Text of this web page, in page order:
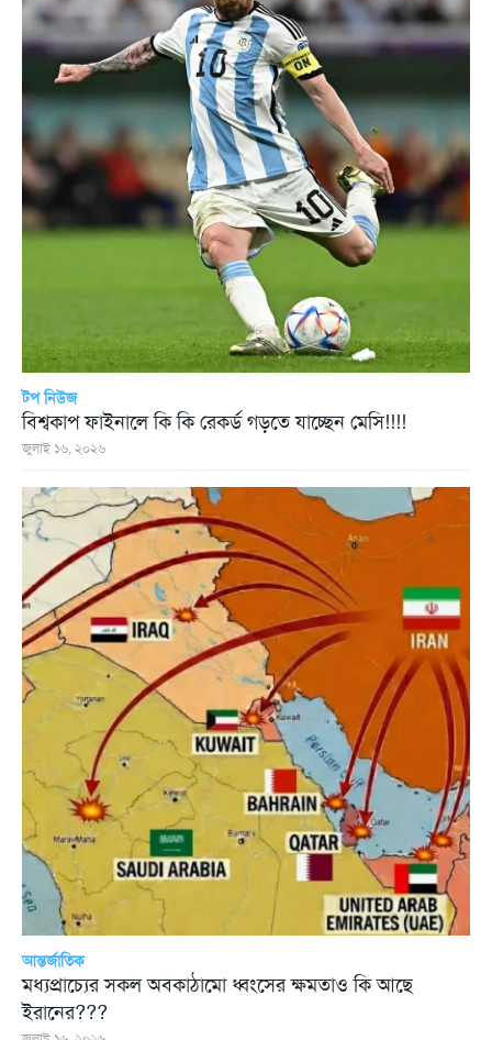
টপ নিউজ
বিশ্বকাপ ফাইনালে কি কি রেকর্ড গড়তে যাচ্ছেন মেসি!!!!
জুলাই ১৬, ২০২৬
আন্তর্জাতিক
মধ্যপ্রাচ্যের সকল অবকাঠামো ধ্বংসের ক্ষমতাও কি আছে
ইরানের???